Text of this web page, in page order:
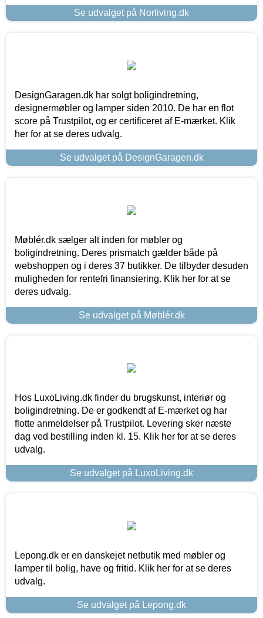
Se udvalget på Norliving.dk
DesignGaragen.dk har solgt boligindretning,
designermøbler og lamper siden 2010. De har en flot
score på Trustpilot, og er certificeret af E-mærket. Klik
her for at se deres udvalg.
Se udvalget på DesignGaragen.dk
Møblér.dk sælger alt inden for møbler og
boligindretning. Deres prismatch gælder både på
webshoppen og i deres 37 butikker. De tilbyder desuden
muligheden for rentefri finansiering. Klik her for at se
deres udvalg.
Se udvalget på Møblér.dk
Hos LuxoLiving.dk finder du brugskunst, interiør og
boligindretning. De er godkendt af E-mærket og har
flotte anmeldelser på Trustpilot. Levering sker næste
dag ved bestilling inden kl. 15. Klik her for at se deres
udvalg.
Se udvalget på LuxoLiving.dk
Lepong.dk er en danskejet netbutik med møbler og
lamper til bolig, have og fritid. Klik her for at se deres
udvalg.
Se udvalget på Lepong.dk